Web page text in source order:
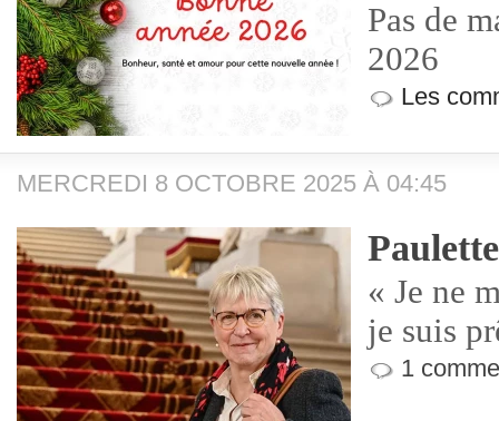
Pas de
2026
Les
MERCREDI 8 OCTOBRE 2025 À 04:45
« Je ne
je suis
1